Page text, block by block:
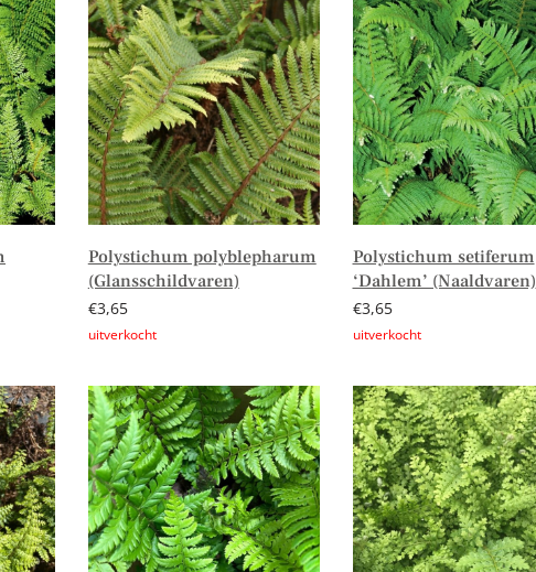
Polystichum polyblepharum
(Glansschildvaren)
€3,65
Polystichum setiferum
‘Dahlem’ (Naaldvaren)
€3,65